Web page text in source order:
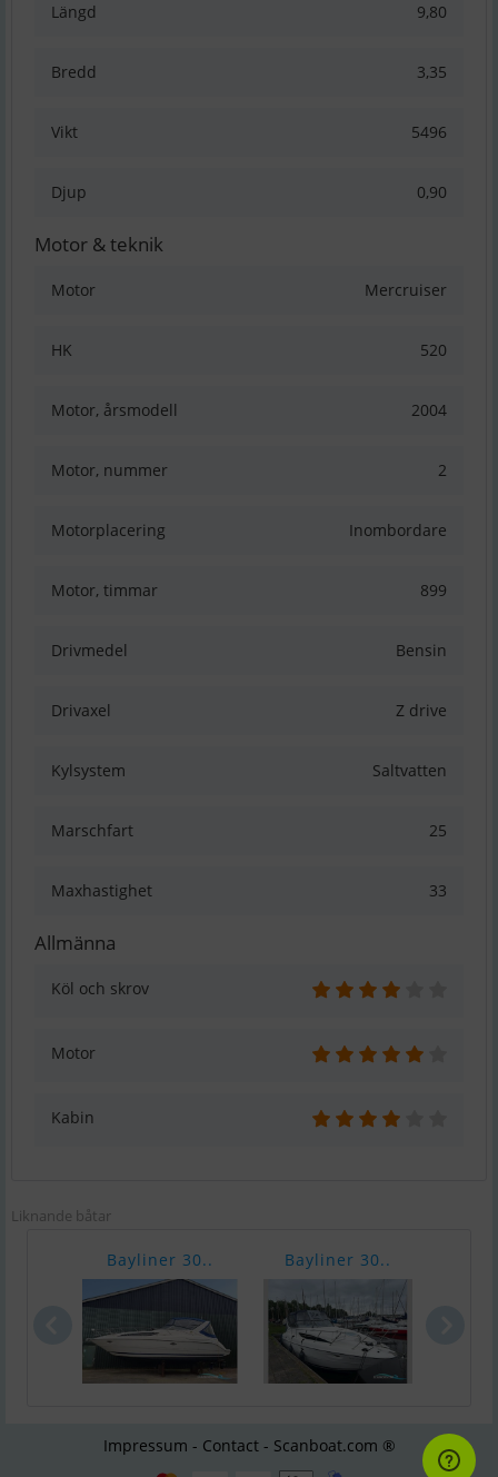
Längd 9,80
Bredd 3,35
Vikt 5496
Djup 0,90
Motor & teknik
Motor Mercruiser
HK 520
Motor, årsmodell 2004
Motor, nummer 2
Motorplacering Inombordare
Motor, timmar 899
Drivmedel Bensin
Drivaxel Z drive
Kylsystem Saltvatten
Marschfart 25
Maxhastighet 33
Allmänna
Köl och skrov
Motor
Kabin
Liknande båtar
Bayliner 30.. Bayliner 30..
Impressum - Contact - Scanboat.com ®